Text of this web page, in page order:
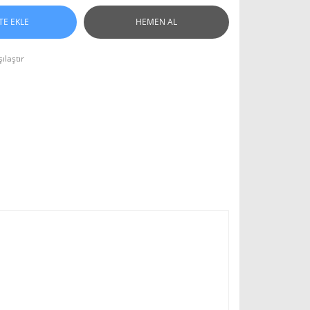
EKLE HEMEN AL